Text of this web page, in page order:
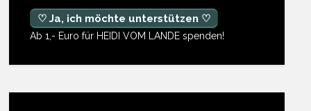
♡ Ja, ich möchte unterstützen ♡
Ab 1,- Euro für HEIDI VOM LANDE spenden!